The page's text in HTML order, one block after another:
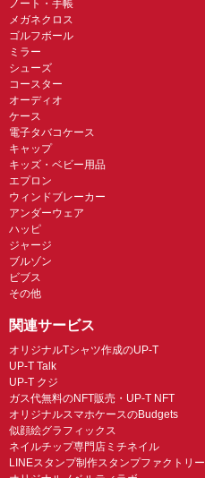
ノート・手帳
メガネクロス
ゴルフボール
ミラー
シューズ
コースター
オーディオ
ケース
電子タバコケース
キャップ
キッズ・ベビー用品
エプロン
ウィンドブレーカー
アンダーウェア
ハッピ
ジャージ
ブルゾン
ビブス
その他
関連サービス
オリジナルTシャツ作成のUP-T
UP-T Talk
UP-T クジ
ガス代無料のNFT販売・UP-T NFT
オリジナルスマホケースのBudgets
似顔絵グラフィックス
ネイルチップ専門店ミチネイル
LINEスタンプ制作スタンプファクトリー